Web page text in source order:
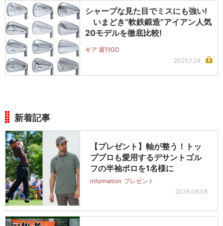
シャープな見た目でミスにも強い!
いまどき“軟鉄鍛造”アイアン人気
20モデルを徹底比較!
ギア 週刊GD
2025.1.24
新着記事
【プレゼント】軸が整う！トッ
ププロも愛用するデサントゴル
フの半袖ポロを1名様に
information プレゼント
2026.08.08